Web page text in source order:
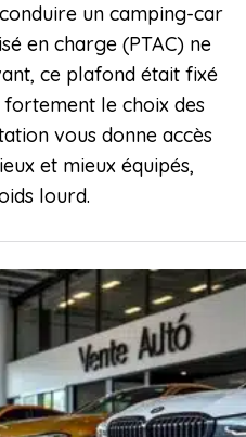
un camping-car
en charge (PTAC) ne
ce plafond était fixé
le choix des
vous donne accès
et mieux équipés,
lourd.